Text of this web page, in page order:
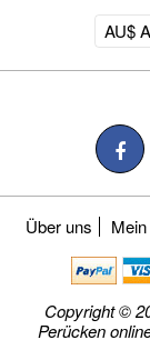
AU$
Über uns
Copyright ©
Perücken